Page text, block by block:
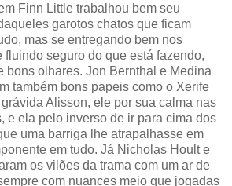
Finn Little trabalhou bem seu
garotos chatos que ficam
mas se entregando bem nos
fluindo seguro do que está fazendo,
bons olhares. Jon Bernthal e Medina
também bons papeis como o Xerife
Alisson, ele por sua calma nas
e ela pelo inverso de ir para cima dos
uma barriga lhe atrapalhasse em
em tudo. Já Nicholas Hoult e
os vilões da trama com um ar de
com nuances meio que jogadas